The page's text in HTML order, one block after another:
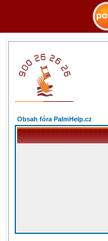
Obsah fóra PalmHelp.cz